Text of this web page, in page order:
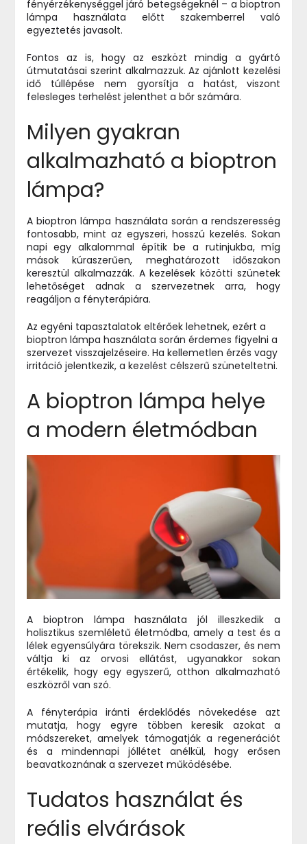
fényérzékenységgel járó betegségeknél – a bioptron
lámpa használata előtt szakemberrel való
egyeztetés javasolt.
Fontos az is, hogy az eszközt mindig a gyártó
útmutatásai szerint alkalmazzuk. Az ajánlott kezelési
idő túllépése nem gyorsítja a hatást, viszont
felesleges terhelést jelenthet a bőr számára.
Milyen gyakran
alkalmazható a bioptron
lámpa?
A bioptron lámpa használata során a rendszeresség
fontosabb, mint az egyszeri, hosszú kezelés. Sokan
napi egy alkalommal építik be a rutinjukba, míg
mások kúraszerűen, meghatározott időszakon
keresztül alkalmazzák. A kezelések közötti szünetek
lehetőséget adnak a szervezetnek arra, hogy
reagáljon a fényterápiára.
Az egyéni tapasztalatok eltérőek lehetnek, ezért a
bioptron lámpa használata során érdemes figyelni a
szervezet visszajelzéseire. Ha kellemetlen érzés vagy
irritáció jelentkezik, a kezelést célszerű szüneteltetni.
A bioptron lámpa helye
a modern életmódban
A bioptron lámpa használata jól illeszkedik a
holisztikus szemléletű életmódba, amely a test és a
lélek egyensúlyára törekszik. Nem csodaszer, és nem
váltja ki az orvosi ellátást, ugyanakkor sokan
értékelik, hogy egy egyszerű, otthon alkalmazható
eszközről van szó.
A fényterápia iránti érdeklődés növekedése azt
mutatja, hogy egyre többen keresik azokat a
módszereket, amelyek támogatják a regenerációt
és a mindennapi jóllétet anélkül, hogy erősen
beavatkoznának a szervezet működésébe.
Tudatos használat és
reális elvárások